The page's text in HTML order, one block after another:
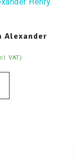
Alexander
VAT)